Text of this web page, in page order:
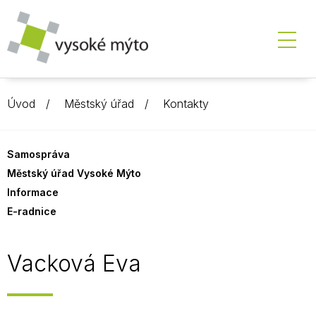
Úvod Městský úřad Kontakty
Samospráva
Městský úřad Vysoké Mýto
Informace
E-radnice
Vacková Eva